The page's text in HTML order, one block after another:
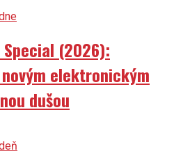
Special (2026):
elektronickým
dušou